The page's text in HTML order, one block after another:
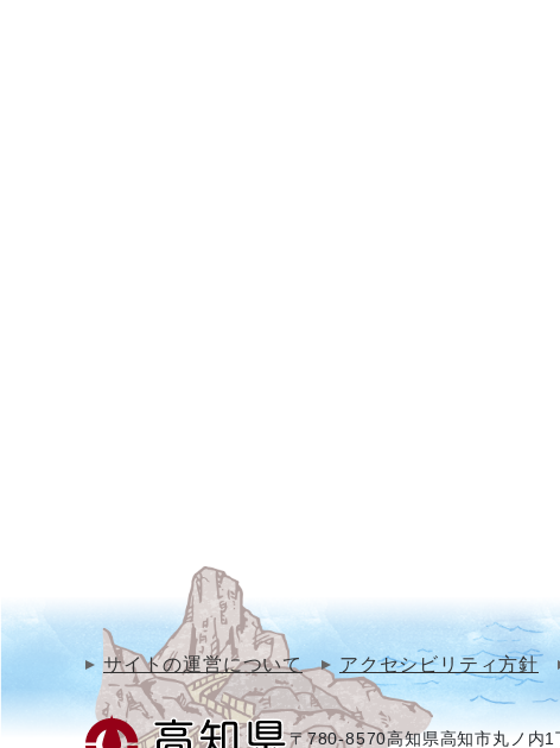
サイトの運営について アクセシビリティ方針
〒780-8570高知県高知市丸ノ内